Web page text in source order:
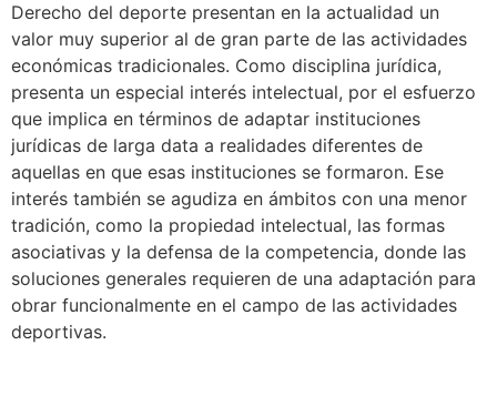
Derecho del deporte presentan en la actualidad un
valor muy superior al de gran parte de las actividades
económicas tradicionales. Como disciplina jurídica,
presenta un especial interés intelectual, por el esfuerzo
que implica en términos de adaptar instituciones
jurídicas de larga data a realidades diferentes de
aquellas en que esas instituciones se formaron. Ese
interés también se agudiza en ámbitos con una menor
tradición, como la propiedad intelectual, las formas
asociativas y la defensa de la competencia, donde las
soluciones generales requieren de una adaptación para
obrar funcionalmente en el campo de las actividades
deportivas.